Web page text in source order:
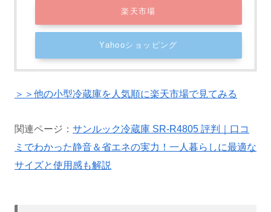
楽天市場
Yahooショッピング
＞＞他の小型冷蔵庫を人気順に楽天市場で見てみる
関連ページ： サンルック冷蔵庫 SR-R4805 評判｜口コ
ミでわかった静音＆省エネの実力！一人暮らしに最適な
サイズと使用感も解説